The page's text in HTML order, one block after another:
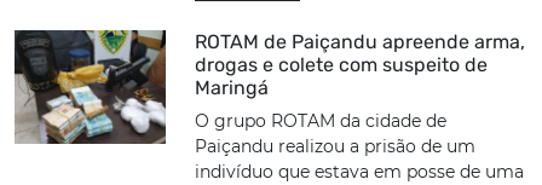
ROTAM de Paiçandu apreende arma,
drogas e colete com suspeito de
Maringá
O grupo ROTAM da cidade de
Paiçandu realizou a prisão de um
indivíduo que estava em posse de uma